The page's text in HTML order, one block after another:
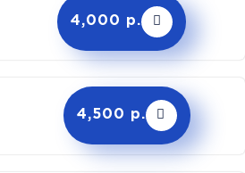
4,000 р.
4,500 р.